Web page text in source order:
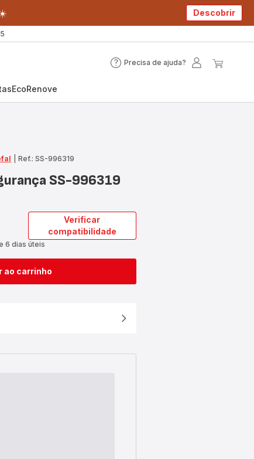
Descobrir
Precisa de ajuda?
Precisa
EcoRenove
Ref.: SS-996319
SS-996319
Verificar
compatibilidade
6 dias úteis
ao carrinho